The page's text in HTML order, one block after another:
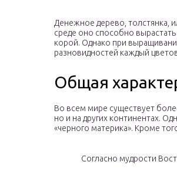
Денежное дерево, толстянка,
среде оно способно
корой. Однако при
разновидностей каждый
Общая
Во всем мире существует
но и на других континентах.
«черного материка». Кроме
Согласно мудрости